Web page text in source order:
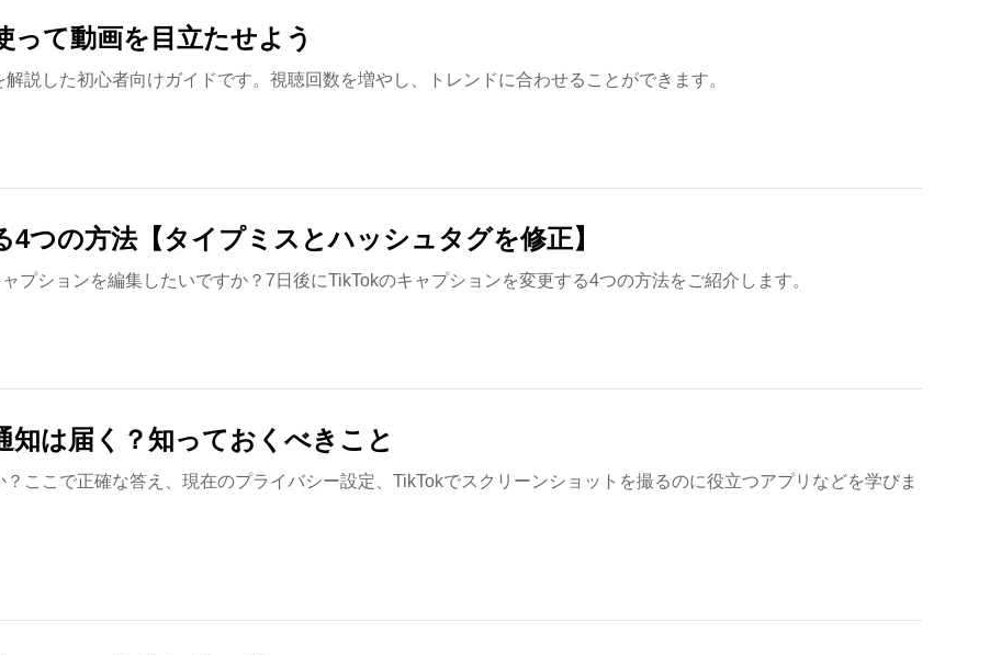
って動画を目立たせよう
説した初心者向けガイドです。視聴回数を増やし、トレンドに合わせることができます。
つの方法【タイプミスとハッシュタグを修正】
プションを編集したいですか？7日後にTikTokのキャプションを変更する4つの方法をご紹介します。
は届く？知っておくべきこと
ここで正確な答え、現在のプライバシー設定、TikTokでスクリーンショットを撮るのに役立つアプリなどを学びま